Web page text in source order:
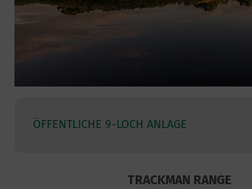
ÖFFENTLICHE 9-LOCH ANLAGE
TRACKMAN RANGE